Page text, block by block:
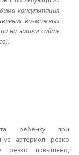
консультация
возможных
на нашем сайте
ребенку при
артериол резко
резко повышено,